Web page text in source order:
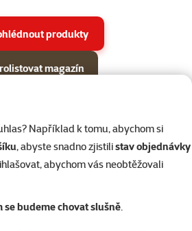
Například k tomu, abychom si
, abyste snadno zjistilistav objednávky
abychom vás neobtěžovali
se budeme chovat slušně.
produkty
magazín
Podkategorie
Psi